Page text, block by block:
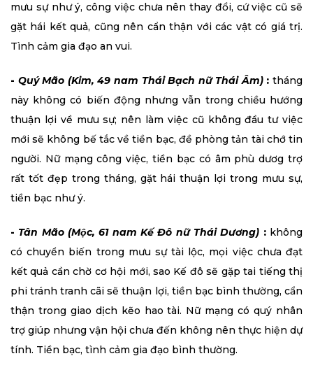
mưu sự như ý, công việc chưa nên thay đổi, cứ việc cũ sẽ
gặt hái kết quả, cũng nên cẩn thận với các vật có giá trị.
Tình cảm gia đạo an vui.
- Quý Mão (Kim, 49 nam Thái Bạch nữ Thái Âm): tháng
này không có biến động nhưng vẫn trong chiều hướng
thuận lợi về mưu sự; nên làm việc cũ không đầu tư việc
mới sẽ không bế tắc về tiền bạc, đề phòng tản tài chớ tin
người. Nữ mạng công việc, tiền bạc có âm phù dươg trợ
rất tốt đẹp trong tháng, gặt hái thuận lợi trong mưu sự,
tiền bạc như ý.
- Tân Mão (Mộc, 61 nam Kế Đô nữ Thái Dương) :không
có chuyển biến trong mưu sự tài lộc, mọi việc chưa đạt
kết quả cần chờ cơ hội mới, sao Kế đô sẽ gặp tai tiếng thị
phi tránh tranh cãi sẽ thuận lợi, tiền bạc bình thường, cẩn
thận trong giao dịch kẽo hao tài. Nữ mạng có quý nhân
trợ giúp nhưng vận hội chưa đến không nên thực hiện dự
tính. Tiền bạc, tình cảm gia đạo bình thường.